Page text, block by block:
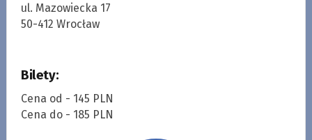
ul. Mazowiecka 17
50-412 Wrocław
Bilety:
Cena od - 145 PLN
Cena do - 185 PLN